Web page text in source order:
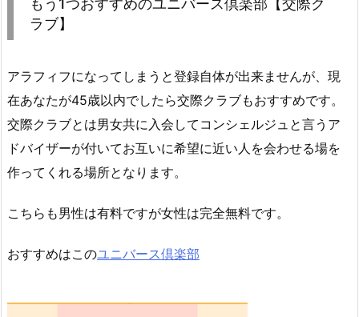
もう1つおすすめのユニバース倶楽部【交際ク
ラブ】
アラフィフになってしまうと登録自体が出来ませんが、現
在あなたが45歳以内でしたら交際クラブもおすすめです。
交際クラブとは男女共に入会してコンシェルジュと言うア
ドバイザーが付いてお互いに希望に近い人を会わせる場を
作ってくれる場所となります。
こちらも男性は有料ですが女性は完全無料です。
おすすめはこのユニバース倶楽部